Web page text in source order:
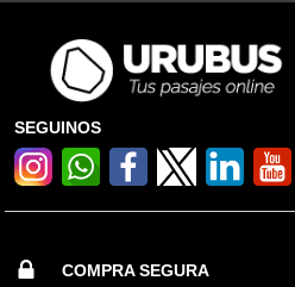
SEGUINOS
COMPRA SEGURA